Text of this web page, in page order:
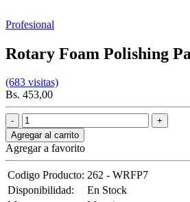
Profesional
Rotary Foam Polishing
(683 visitas)
Bs. 453,00
Agregar al carrito
Agregar a favorito
Codigo Producto: 262 - WRFP7
Disponibilidad:
En Stock